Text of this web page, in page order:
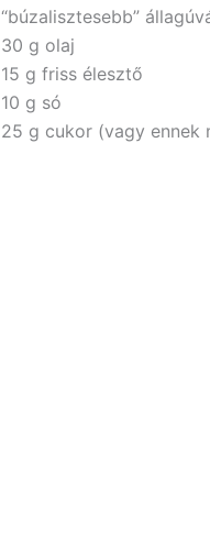
“búzalisztesebb”
30 g olaj
15 g friss élesztő
10 g só
25 g cukor (vagy ennek